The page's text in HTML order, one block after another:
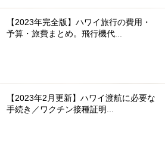
【2023年完全版】ハワイ旅行の費用・
予算・旅費まとめ。飛行機代...
【2023年2月更新】ハワイ渡航に必要な
手続き／ワクチン接種証明...